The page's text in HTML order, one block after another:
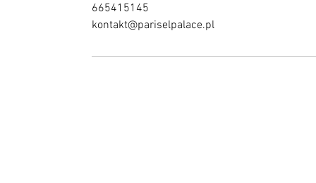
665415145
kontakt@pariselpalace.pl